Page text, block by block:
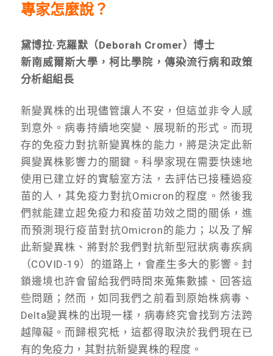
專家怎麼說？
黛博拉·克羅默（Deborah Cromer）博士
新南威爾斯大學，柯比學院，傳染流行病和政策
分析組組長
新變異株的出現儘管讓人不安，但這並非令人感
到意外。病毒持續地突變、展現新的形式。而現
存的免疫力對抗新變異株的能力，將是決定此新
興變異株影響力的關鍵。科學家現在需要快速地
使用已建立好的實驗室方法，去評估已接種過疫
苗的人，其免疫力對抗Omicron的程度。然後我
們就能建立起免疫力和疫苗功效之間的關係，進
而預測現行疫苗對抗Omicron的能力；以及了解
此新變異株、將對於我們對抗新型冠狀病毒疾病
（COVID-19）的道路上，會產生多大的影響。封
鎖邊境也許會留給我們時間來蒐集數據、回答這
些問題；然而，如同我們之前看到原始株病毒、
Delta變異株的出現一樣，病毒終究會找到方法跨
越障礙。而歸根究柢，這都得取決於我們現在已
有的免疫力，其對抗新變異株的程度。